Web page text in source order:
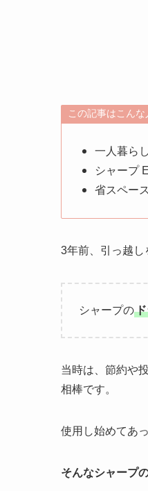
この記事はこん
一人暮ら
シャープ
省スペー
3年前、引っ越し
シャープの
当時は、節約や
相棒です。
使用し始めてあ
そんなシャープ